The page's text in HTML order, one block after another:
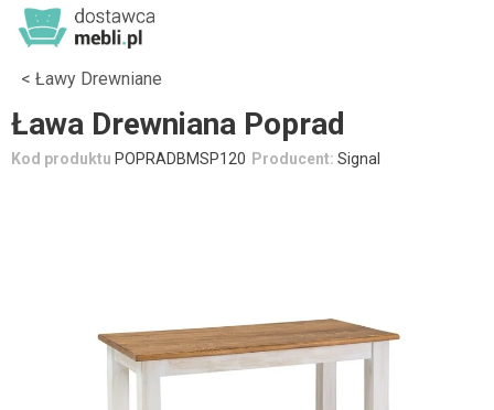
Ławy Drewniane
Ława Drewniana Poprad
Kod produktu POPRADBMSP120 Producent: Signal